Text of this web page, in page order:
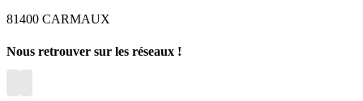
81400 CARMAUX
Nous retrouver sur les réseaux !